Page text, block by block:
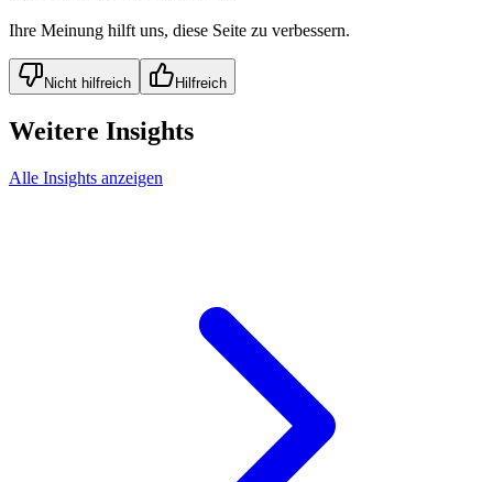
Ihre Meinung hilft uns, diese Seite zu verbessern.
Nicht hilfreich Hilfreich
Weitere Insights
Alle Insights anzeigen